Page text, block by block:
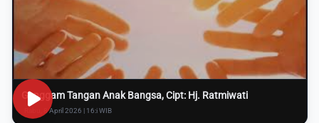
Genggam Tangan Anak Bangsa, Cipt: Hj. Ratmiwati
Rabu, 8 April 2026 | 16:i WIB